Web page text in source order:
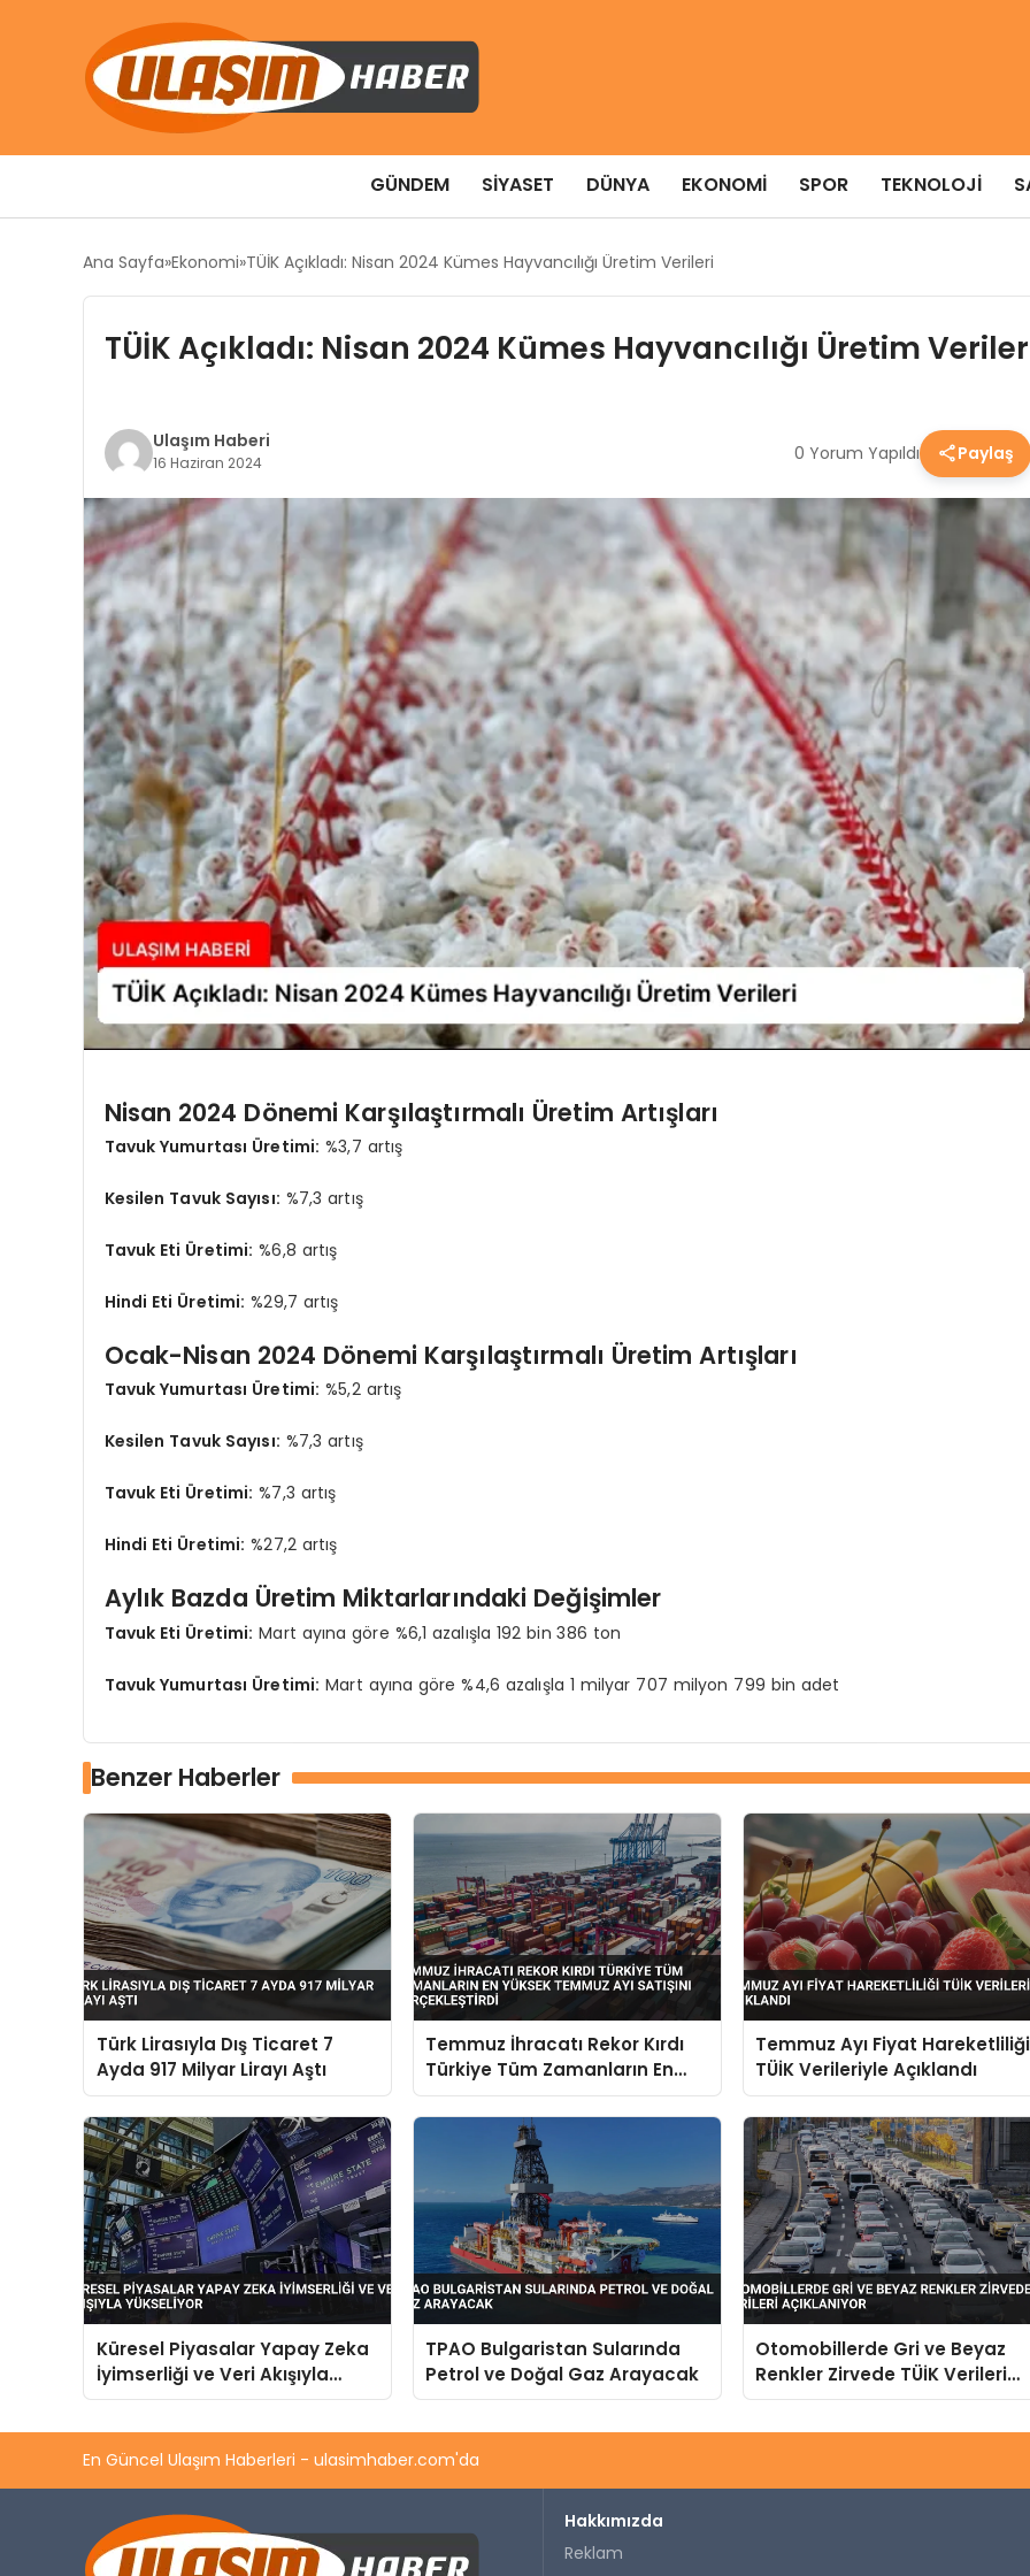
GÜNDEM SIYASET DÜNYA EKONOMI SPOR TEKNOLOJI
Ana Sayfa Ekonomi TÜİK Açıkladı: Nisan 2024 Kümes Hayvancılığı Üretim Verileri
TÜİK Açıkladı: Nisan 2024 Kümes Hayvancılığı Üretim
Ulaşım Haberi
16 Haziran 2024 0 Yorum Yapıldı Paylaş
Nisan 2024 Dönemi Karşılaştırmalı Üretim Artışları
Tavuk Yumurtası Üretimi: %3,7 artış
Kesilen Tavuk Sayısı: %7,3 artış
Tavuk Eti Üretimi: %6,8 artış
Hindi Eti Üretimi: %29,7 artış
Ocak-Nisan 2024 Dönemi Karşılaştırmalı Üretim Artışları
Tavuk Yumurtası Üretimi: %5,2 artış
Kesilen Tavuk Sayısı: %7,3 artış
Tavuk Eti Üretimi: %7,3 artış
Hindi Eti Üretimi: %27,2 artış
Aylık Bazda Üretim Miktarlarındaki Değişimler
Tavuk Eti Üretimi: Mart ayına göre %6,1 azalışla 192 bin 386 ton
Tavuk Yumurtası Üretimi: Mart ayına göre %4,6 azalışla 1 milyar 707 milyon 799 bin adet
Benzer Haberler
Türk Lirasıyla Dış Ticaret 7
Ayda 917 Milyar Lirayı Aştı
Temmuz İhracatı Rekor Kırdı
Türkiye Tüm Zamanların En
Yüksek Temmuz Ayı Satışını
Gerçekleştirdi
Temmuz Ayı Fiyat Hareketliliği
TÜİK Verileriyle Açıklandı
Küresel Piyasalar Yapay Zeka
İyimserliği ve Veri Akışıyla
Yükseliyor
TPAO Bulgaristan Sularında
Petrol ve Doğal Gaz Arayacak
Otomobillerde Gri ve Beyaz
Renkler Zirvede TÜİK Verileri
Açıklanıyor
En Güncel Ulaşım Haberleri - ulasimhaber.com'da
Hakkımızda
Reklam